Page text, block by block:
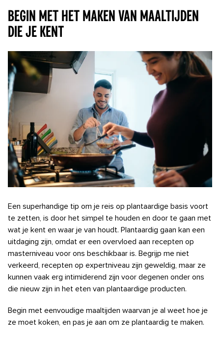
Begin met het maken van maaltijden
die je kent
Een superhandige tip om je reis op plantaardige basis voort
te zetten, is door het simpel te houden en door te gaan met
wat je kent en waar je van houdt. Plantaardig gaan kan een
uitdaging zijn, omdat er een overvloed aan recepten op
masterniveau voor ons beschikbaar is. Begrijp me niet
verkeerd, recepten op expertniveau zijn geweldig, maar ze
kunnen vaak erg intimiderend zijn voor degenen onder ons
die nieuw zijn in het eten van plantaardige producten.
Begin met eenvoudige maaltijden waarvan je al weet hoe je
ze moet koken, en pas je aan om ze plantaardig te maken.